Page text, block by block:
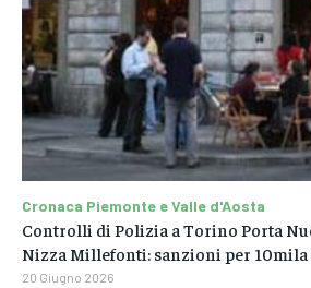
Cronaca Piemonte e Valle d'Aosta
Controlli di Polizia a Torino Porta
Nizza Millefonti: sanzioni per 10mila
20 Giugno 2026